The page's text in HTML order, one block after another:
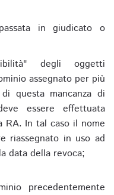
in giudicato o
degli oggetti
assegnato per più
questa mancanza di
essere effettuata
RA. In tal caso il nome
riassegnato in uso ad
data della revoca;
precedentemente